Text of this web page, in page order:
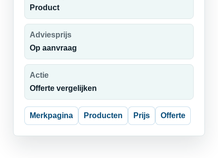
Product
Adviesprijs
Op aanvraag
Actie
Offerte vergelijken
Merkpagina Producten Prijs Offerte